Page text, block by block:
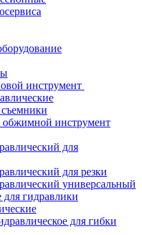
инструмент
обжимной инструмент
для
для резки
универсальный
гидравлики
для гибки